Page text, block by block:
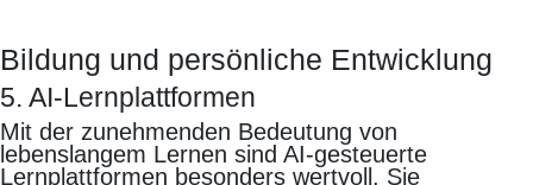
Bildung und persönliche Entwicklung
5. AI-Lernplattformen
Mit der zunehmenden Bedeutung von
lebenslangem Lernen sind AI-gesteuerte
Lernplattformen besonders wertvoll. Sie